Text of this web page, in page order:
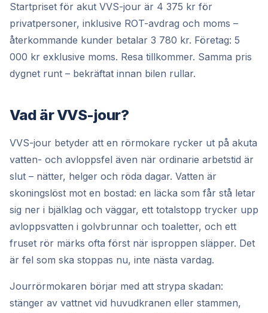
Startpriset för akut VVS-jour är 4 375 kr för
privatpersoner, inklusive ROT-avdrag och moms –
återkommande kunder betalar 3 780 kr. Företag: 5
000 kr exklusive moms. Resa tillkommer. Samma pris
dygnet runt – bekräftat innan bilen rullar.
Vad är VVS-jour?
VVS-jour betyder att en rörmokare rycker ut på akuta
vatten- och avloppsfel även när ordinarie arbetstid är
slut – nätter, helger och röda dagar. Vatten är
skoningslöst mot en bostad: en läcka som får stå letar
sig ner i bjälklag och väggar, ett totalstopp trycker upp
avloppsvatten i golvbrunnar och toaletter, och ett
fruset rör märks ofta först när isproppen släpper. Det
är fel som ska stoppas nu, inte nästa vardag.
Jourrörmokaren börjar med att strypa skadan:
stänger av vattnet vid huvudkranen eller stammen,